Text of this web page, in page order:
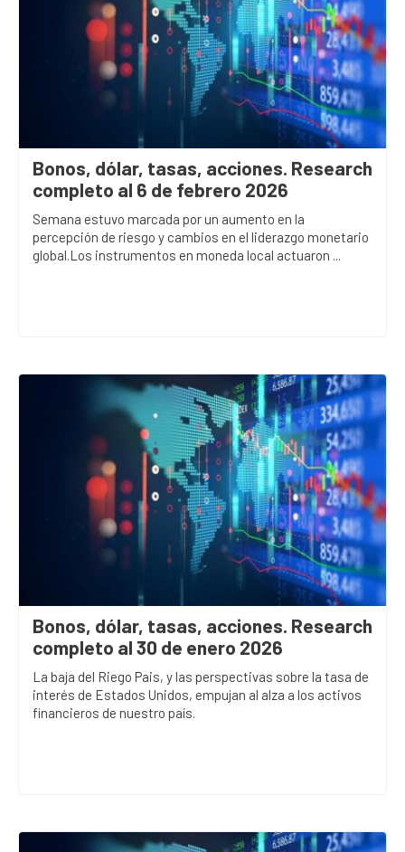
Bonos, dólar, tasas, acciones. Research
completo al 6 de febrero 2026
Semana estuvo marcada por un aumento en la
percepción de riesgo y cambios en el liderazgo monetario
global.Los instrumentos en moneda local actuaron ...
Bonos, dólar, tasas, acciones. Research
completo al 30 de enero 2026
La baja del Riego Pais, y las perspectivas sobre la tasa de
interés de Estados Unidos, empujan al alza a los activos
financieros de nuestro país.